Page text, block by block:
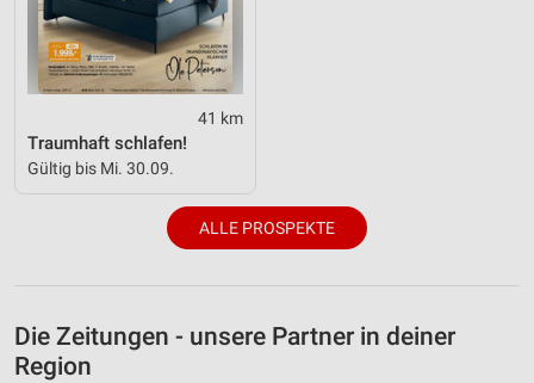
41 km
Traumhaft schlafen!
Gültig bis Mi. 30.09.
ALLE PROSPEKTE
Die Zeitungen - unsere Partner in deiner
Region